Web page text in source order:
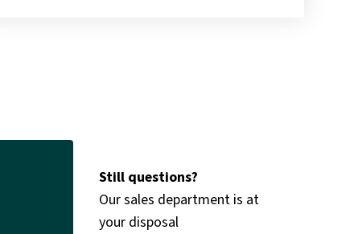
Still questions?
Our sales department is at
your disposal